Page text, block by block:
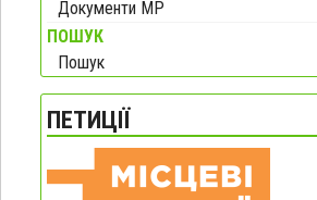
Документи МР
ПОШУК
Пошук
ПЕТИЦІЇ